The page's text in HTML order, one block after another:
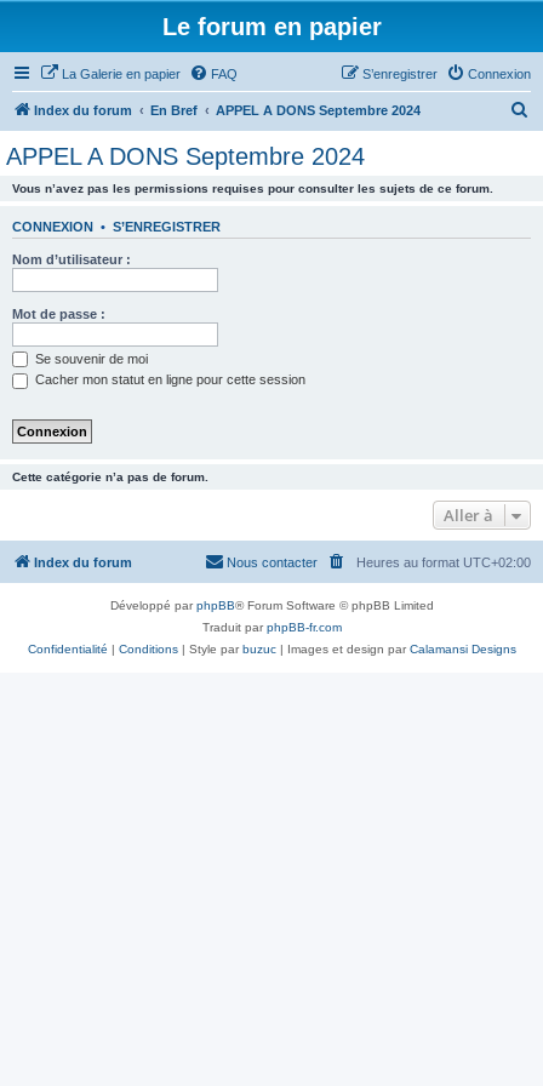
Le forum en papier
La Galerie en papier FAQ Connexion
S’enregistrer
Index du forum En Bref APPEL A DONS Septembre 2024
APPEL A DONS Septembre 2024
Vous n’avez pas les permissions requises pour consulter les sujets de ce forum.
CONNEXION • S’ENREGISTRER
Nom d’utilisateur :
Mot de passe :
Se souvenir de moi
Cacher mon statut en ligne pour cette session
Cette catégorie n’a pas de forum.
Aller à
Index du forum Heures au format UTC+02:00
Nous contacter
Développé parphpBB® Forum Software © phpBB Limited
Traduit parphpBB-fr.com
Confidentialité | Conditions| Style parbuzuc| Images et design parCalamansi Designs